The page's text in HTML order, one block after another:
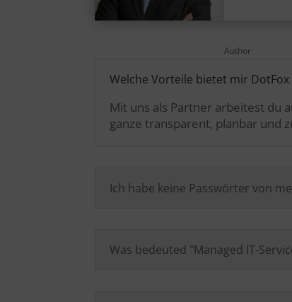
Author
Welche Vorteile bietet mir
Mit uns als Partner arbeitest du
ganze transparent, planbar und
Ich habe keine Passwörter von
Was bedeuted "Managed IT-